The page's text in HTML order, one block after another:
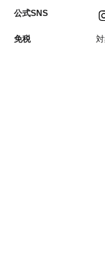
公式SNS
免税